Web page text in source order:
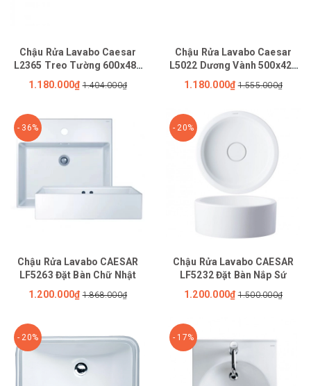
Chậu Rửa Lavabo Caesar
L2365 Treo Tường 600x480
mm
1.180.000₫ 1.404.000₫
Chậu Rửa Lavabo Caesar
L5022 Dương Vành 500x420
mm
1.180.000₫ 1.555.000₫
- 36%
Chậu Rửa Lavabo CAESAR
LF5263 Đặt Bàn Chữ Nhật
1.200.000₫ 1.868.000₫
- 20%
Chậu Rửa Lavabo CAESAR
LF5232 Đặt Bàn Nắp Sứ
1.200.000₫ 1.500.000₫
- 20% - 17%